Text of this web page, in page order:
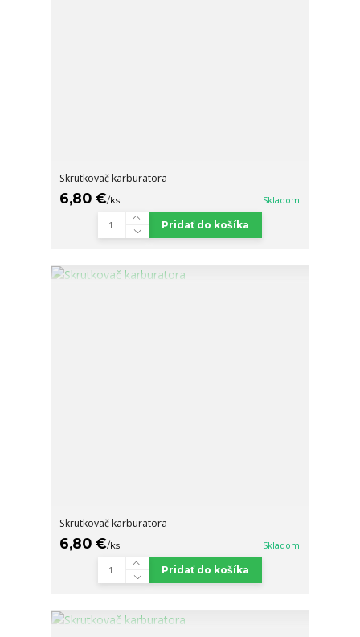
Skrutkovač karburatora
6,80 €/ks Skladom
Pridať do košíka
Skrutkovač karburatora
6,80 €/ks Skladom
Pridať do košíka